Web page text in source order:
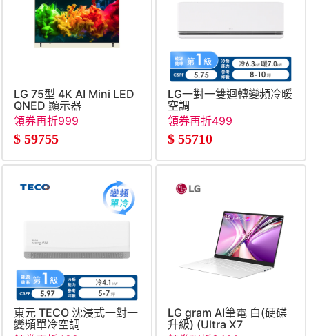
LG 75型 4K AI Mini LED
QNED 顯示器
領券再折999
$ 59755
LG一對一雙迴轉變頻冷暖
空調
領券再折499
$ 55710
東元 TECO 沈浸式一對一
變頻單冷空調
LG gram AI筆電 白(硬碟
升級) (Ultra X7